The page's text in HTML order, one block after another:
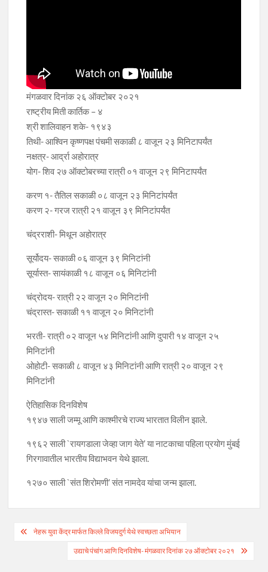
मंगळवार दिनांक २६ ऑक्टोबर २०२१
राष्ट्रीय मिती कार्तिक – ४
श्री शालिवाहन शके- १९४३
तिथी- आश्विन कृष्णपक्ष पंचमी सकाळी ८ वाजून २३ मिनिटापर्यंत
नक्षत्र- आर्द्रा अहोरात्र
योग- शिव २७ ऑक्टोबरच्या रात्री ०१ वाजून २९ मिनिटापर्यंत
करण १- तैतिल सकाळी ०८ वाजून २३ मिनिटांपर्यंत
करण २- गरज रात्री २१ वाजून ३९ मिनिटांपर्यंत
चंद्रराशी- मिथून अहोरात्र
सूर्योदय- सकाळी ०६ वाजून ३९ मिनिटांनी
सूर्यास्त- सायंकाळी १८ वाजून ०६ मिनिटांनी
चंद्रोदय- रात्री २२ वाजून २० मिनिटांनी
चंद्रास्त- सकाळी ११ वाजून २० मिनिटांनी
भरती- रात्री ०२ वाजून ५४ मिनिटांनी आणि दुपारी १४ वाजून २५
मिनिटांनी
ओहोटी- सकाळी ८ वाजून ४३ मिनिटांनी आणि रात्री २० वाजून २९
मिनिटांनी
ऐतिहासिक दिनविशेष
१९४७ साली जम्मू आणि काश्मीरचे राज्य भारतात विलीन झाले.
१९६२ साली `रायगडाला जेव्हा जाग येते’ या नाटकाचा पहिला प्रयोग मुंबई
गिरगावातील भारतीय विद्याभवन येथे झाला.
१२७० साली `संत शिरोमणी’ संत नामदेव यांचा जन्म झाला.
Post
navigation
नेहरू युवा केंद्र मार्फत किल्ले विजयदुर्ग येथे स्वच्छता अभियान
उद्याचे पंचांग आणि दिनविशेष- मंगळवार दिनांक २७ ऑक्टोबर २०२१